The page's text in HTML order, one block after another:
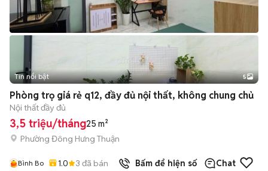
Tin nổi bật 5
Phòng trọ giá rẻ q12, đầy đủ nội thất, không chung chủ
Nội thất đầy đủ
3,5 triệu/tháng25 m²
Phường Đông Hưng Thuận
Bình Bo 1.0 3 đã bán Bấm để hiện số Chat